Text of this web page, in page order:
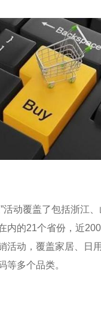
活动覆盖了包括浙江
内的21个省份，近200
活动，覆盖家居、日
等多个品类。